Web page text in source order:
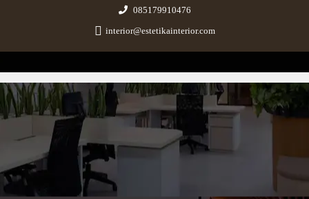
085179910476
interior@estetikainterior.com
Estetika Interior
Design & Build Consultant